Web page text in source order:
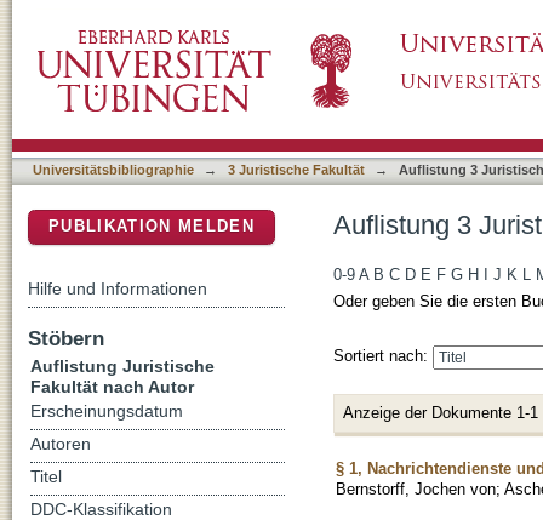
Universitätsbibliographie → 3 Juristische Fakultät → Auflistung 3
Auflistung 3
0-9 A B C D E F G H J K L
Oder geben Sie die ersten
Sortiert nach:
Anzeige der Dokumente 1-1
§ 1, Nachrichtendienste
Bernstorff, Jochen von;
PUBLIKATION MELDEN
Hilfe und Informationen
Stöbern
Auflistung Juristische
Fakultät nach Autor
Erscheinungsdatum
Autoren
Titel
DDC-Klassifikation